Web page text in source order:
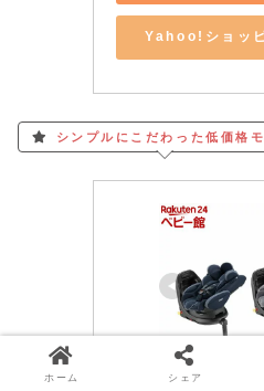
Yahoo!ショッ
シンプルにこだわった低価格
ホーム シェア